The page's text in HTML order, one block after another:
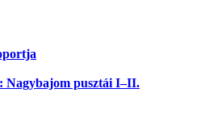
Nagybajom pusztái I–II.